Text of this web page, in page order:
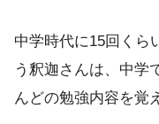
中学時代に15回くら
う釈迦さんは、中学
んどの勉強内容を覚